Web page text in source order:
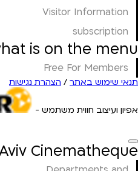
Visitor Information
subscription
is on the menu
Free For Members
תנאי שימוש באתר / הצהרת נגישות
אפיון ועיצוב חווית משתמש -
Cinematheque